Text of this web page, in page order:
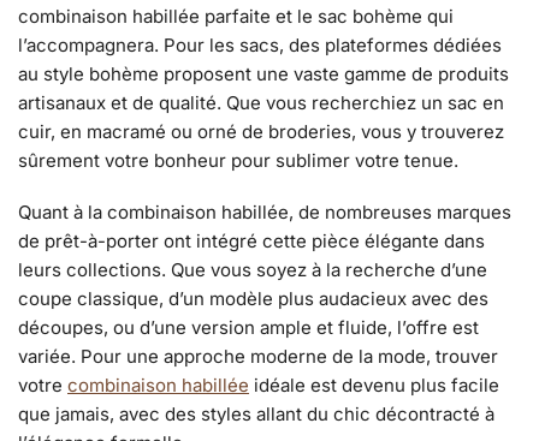
combinaison habillée parfaite et le sac bohème qui
l’accompagnera. Pour les sacs, des plateformes dédiées
au style bohème proposent une vaste gamme de produits
artisanaux et de qualité. Que vous recherchiez un sac en
cuir, en macramé ou orné de broderies, vous y trouverez
sûrement votre bonheur pour sublimer votre tenue.
Quant à la combinaison habillée, de nombreuses marques
de prêt-à-porter ont intégré cette pièce élégante dans
leurs collections. Que vous soyez à la recherche d’une
coupe classique, d’un modèle plus audacieux avec des
découpes, ou d’une version ample et fluide, l’offre est
variée. Pour une approche moderne de la mode, trouver
votre combinaison habillée idéale est devenu plus facile
que jamais, avec des styles allant du chic décontracté à